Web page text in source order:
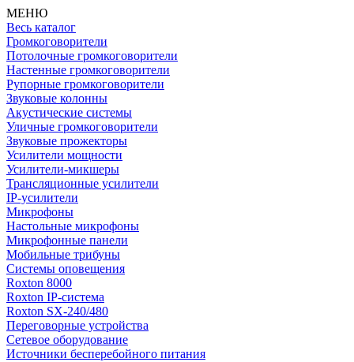
МЕНЮ
Весь каталог
Громкоговорители
Потолочные громкоговорители
Настенные громкоговорители
Рупорные громкоговорители
Звуковые колонны
Акустические системы
Уличные громкоговорители
Звуковые прожекторы
Усилители мощности
Усилители-микшеры
Трансляционные усилители
IP-усилители
Микрофоны
Настольные микрофоны
Микрофонные панели
Мобильные трибуны
Системы оповещения
Roxton 8000
Roxton IP-система
Roxton SX-240/480
Переговорные устройства
Сетевое оборудование
Источники бесперебойного питания